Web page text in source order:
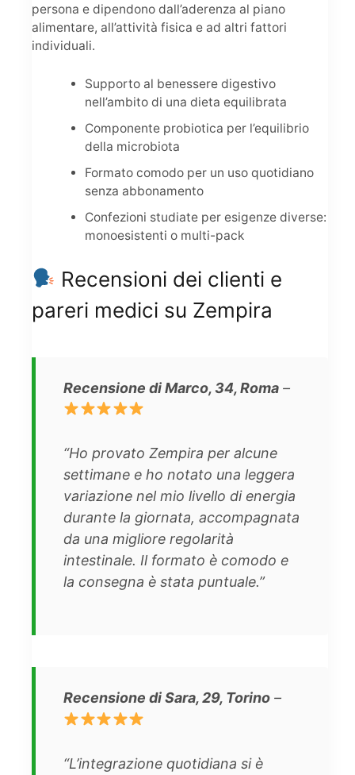
persona e dipendono dall’aderenza al piano
alimentare, all’attività fisica e ad altri fattori
individuali.
Supporto al benessere digestivo
nell’ambito di una dieta equilibrata
Componente probiotica per l’equilibrio
della microbiota
Formato comodo per un uso quotidiano
senza abbonamento
Confezioni studiate per esigenze diverse:
monoesistenti o multi-pack
Recensioni dei clienti e
pareri medici su Zempira
Recensione di Marco, 34, Roma –
“Ho provato Zempira per alcune
settimane e ho notato una leggera
variazione nel mio livello di energia
durante la giornata, accompagnata
da una migliore regolarità
intestinale. Il formato è comodo e
la consegna è stata puntuale.”
Recensione di Sara, 29, Torino –
“L’integrazione quotidiana si è